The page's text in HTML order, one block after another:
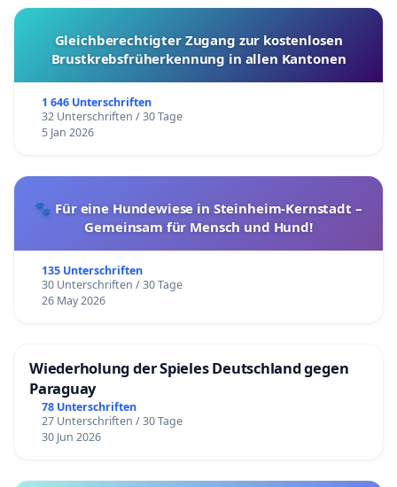
Gleichberechtigter Zugang zur kostenlosen
Brustkrebsfrüherkennung in allen Kantonen
1 646 Unterschriften
32 Unterschriften / 30 Tage
5 Jan 2026
🐾 Für eine Hundewiese in Steinheim-Kernstadt –
Gemeinsam für Mensch und Hund!
135 Unterschriften
30 Unterschriften / 30 Tage
26 May 2026
Wiederholung der Spieles Deutschland gegen
Paraguay
78 Unterschriften
27 Unterschriften / 30 Tage
30 Jun 2026